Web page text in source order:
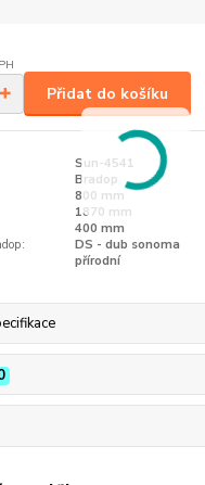
Přidat do košíku
Sun-4541
Bradop
800 mm
1870 mm
400 mm
DS - dub sonoma
přírodní